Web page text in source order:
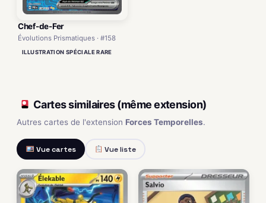
Chef-de-Fer
Évolutions Prismatiques · #158
ILLUSTRATION SPÉCIALE RARE
Cartes similaires (même extension)
Autres cartes de l'extension Forces Temporelles.
Vue cartes Vue liste